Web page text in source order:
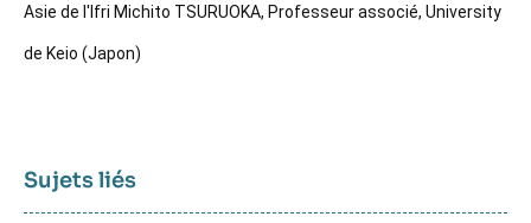
Asie de l'Ifri Michito TSURUOKA, Professeur associé, University
de Keio (Japon)
Sujets liés